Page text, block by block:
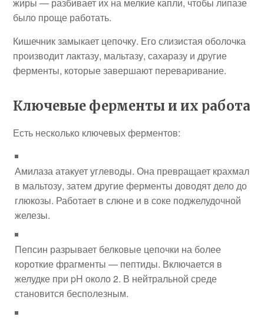
жиры — разбивает их на мелкие капли, чтобы липазе
было проще работать.
Кишечник замыкает цепочку. Его слизистая оболочка
производит лактазу, мальтазу, сахаразу и другие
ферменты, которые завершают переваривание.
Ключевые ферменты и их работа
Есть несколько ключевых ферментов:
Амилаза атакует углеводы. Она превращает крахмал
в мальтозу, затем другие ферменты доводят дело до
глюкозы. Работает в слюне и в соке поджелудочной
железы.
Пепсин разрывает белковые цепочки на более
короткие фрагменты — пептиды. Включается в
желудке при pH около 2. В нейтральной среде
становится бесполезным.